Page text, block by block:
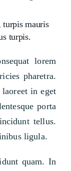
turpis mauris
turpis.
lorem
pharetra.
in eget
porta
tellus.
ligula.
quam. In